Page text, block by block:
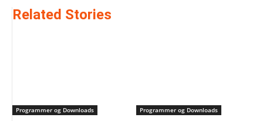
Related Stories
Programmer og Downloads Programmer og Downloads